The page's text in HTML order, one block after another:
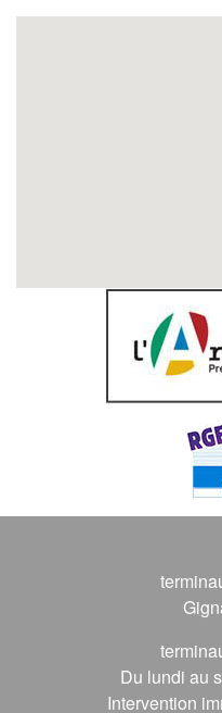
Du lundi au
Intervention